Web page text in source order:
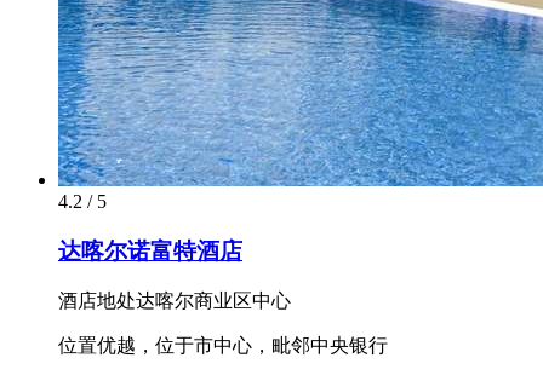
4.2 / 5
达喀尔诺富特酒店
酒店地处达喀尔商业区中心
位置优越，位于市中心，毗邻中央银行